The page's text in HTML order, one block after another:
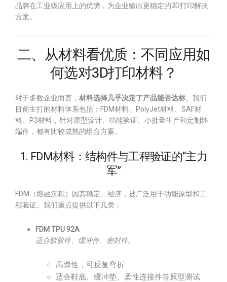
品牌在工业级应用上的优势，为企业输出更稳定的3D打印解决
方案。
二、从材料看优质：不同应用如
何选对3D打印材料？
对于多数企业而言， 材料选择几乎决定了产品能否达标。我们
目前主打的材料体系包括：FDM材料、PolyJet材料、SAF材
料、P3材料，针对原型设计、功能验证、小批量生产和定制终
端件，都有比较成熟的组合方案。
1. FDM材料：结构件与工程验证的“主力
军”
FDM（熔融沉积）因其稳定、经济，被广泛用于功能原型和工
程验证。我们重点提供以下几类：
FDM TPU 92A
适合软胶件、缓冲件、密封件。
高弹性，可反复弯折
适合鞋底、缓冲垫、柔性连接件等原型测试